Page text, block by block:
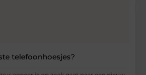
telefoonhoesjes?